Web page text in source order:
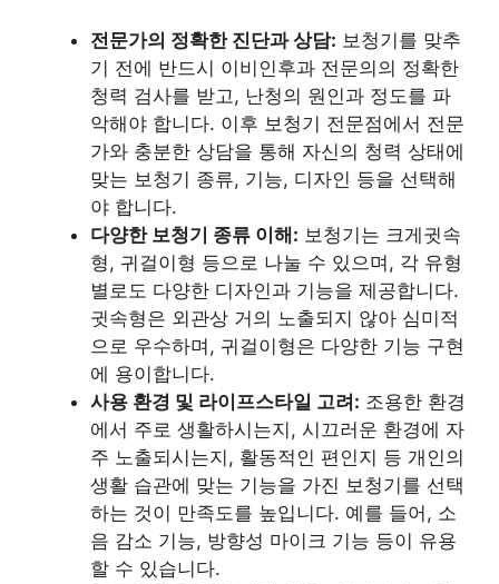
전문가의 정확한 진단과 상담: 보청기를 맞추
기 전에 반드시 이비인후과 전문의의 정확한
청력 검사를 받고, 난청의 원인과 정도를 파
악해야 합니다. 이후 보청기 전문점에서 전문
가와 충분한 상담을 통해 자신의 청력 상태에
맞는 보청기 종류, 기능, 디자인 등을 선택해
야 합니다.
다양한 보청기 종류 이해: 보청기는 크게귓속
형, 귀걸이형 등으로 나눌 수 있으며, 각 유형
별로도 다양한 디자인과 기능을 제공합니다.
귓속형은 외관상 거의 노출되지 않아 심미적
으로 우수하며, 귀걸이형은 다양한 기능 구현
에 용이합니다.
사용 환경 및 라이프스타일 고려: 조용한 환경
에서 주로 생활하시는지, 시끄러운 환경에 자
주 노출되시는지, 활동적인 편인지 등 개인의
생활 습관에 맞는 기능을 가진 보청기를 선택
하는 것이 만족도를 높입니다. 예를 들어, 소
음 감소 기능, 방향성 마이크 기능 등이 유용
할 수 있습니다.